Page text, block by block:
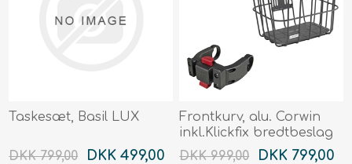
Taskesæt, Basil LUX
DKK 799,00 DKK 499,00
Frontkurv, alu. Corwin
inkl.Klickfix bredtbeslag
DKK 999,00
DKK 799,00